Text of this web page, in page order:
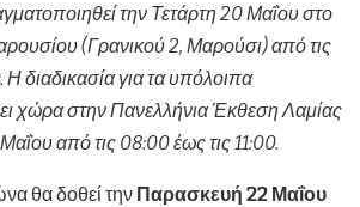
την Τετάρτη 20 Μαΐου στο
(Γρανικού 2, Μαρούσι) από τις
διαδικασία για τα υπόλοιπα
χώρα στην Πανελλήνια Έκθεση Λαμίας
από τις 08:00 έως τις 11:00.
θα δοθεί την Παρασκευή 22 Μαΐου